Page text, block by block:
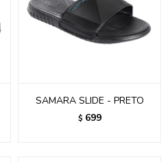
SAMARA SLIDE - PRETO
$ 699